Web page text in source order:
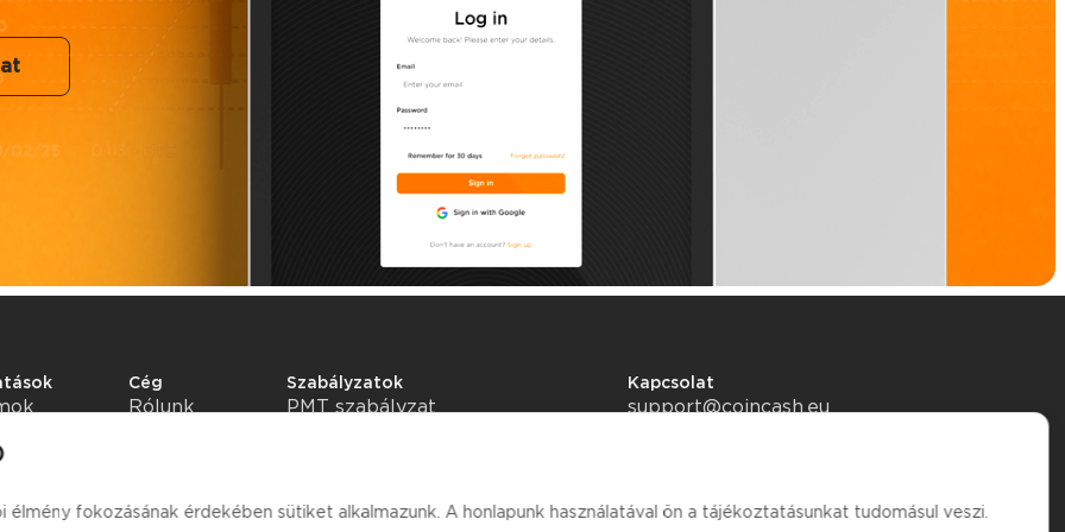
Cég
Rólunk
Szabályzatok
PMT szabályzat
Kapcsolat
support@coincash.eu
fokozásának érdekében sütiket alkalmazunk. A honlapunk használatával ön a tájékoztatásunkat tudomásul veszi.